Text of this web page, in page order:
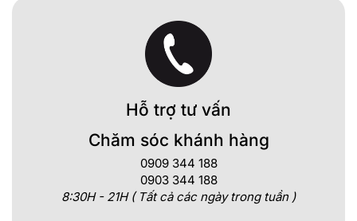
Hỗ trợ tư vấn
Chăm sóc khánh hàng
0909 344 188
0903 344 188
8:30H - 21H ( Tất cả các ngày trong tuần )